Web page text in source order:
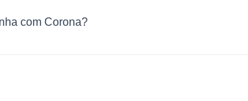
com Corona?